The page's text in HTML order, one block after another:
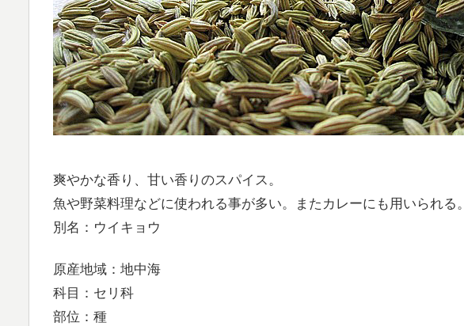
爽やかな香り、甘い香りのスパイス。
魚や野菜料理などに使われる事が多い。またカレーにも用いられる。
別名：ウイキョウ
原産地域：地中海
科目：セリ科
部位：種